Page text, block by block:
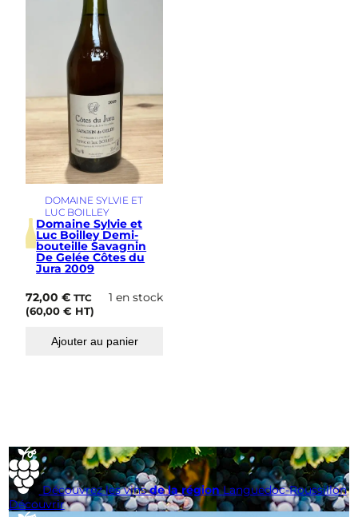
DOMAINE SYLVIE ET
LUC BOILLEY
Domaine Sylvie et
Luc Boilley Demi-
bouteille Savagnin
De Gelée Côtes du
Jura 2009
72,00€ TTC
(60,00€ HT)
1 en stock
Ajouter au panier
Découvrez les vins de la régionLanguedoc-Roussillon
Découvrir